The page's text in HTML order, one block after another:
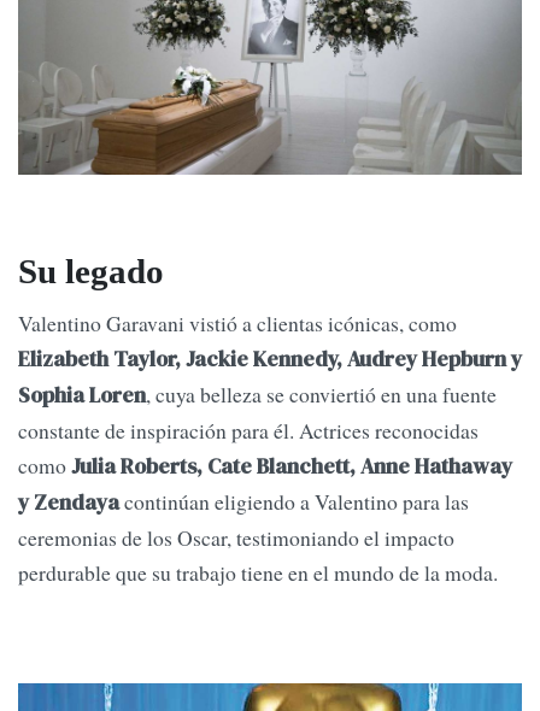
Su legado
Valentino Garavani vistió a clientas icónicas, como
Elizabeth Taylor, Jackie Kennedy, Audrey Hepburn y
Sophia Loren, cuya belleza se conviertió en una fuente
constante de inspiración para él. Actrices reconocidas
comoJulia Roberts, Cate Blanchett, Anne Hathaway
y Zendayacontinúan eligiendo a Valentino para las
ceremonias de los Oscar, testimoniando el impacto
perdurable que su trabajo tiene en el mundo de la moda.